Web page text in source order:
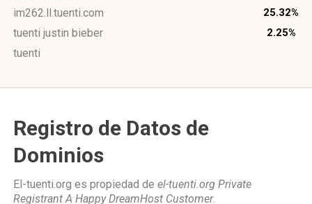
im262.ll.tuenti.com 25.32%
tuenti justin bieber 2.25%
tuenti
Registro de Datos de
Dominios
El-tuenti.org es propiedad de el-tuenti.org Private
Registrant A Happy DreamHost Customer.